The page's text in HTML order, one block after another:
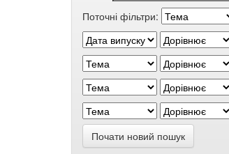
Поточні фільтри:
Почати новий пошук